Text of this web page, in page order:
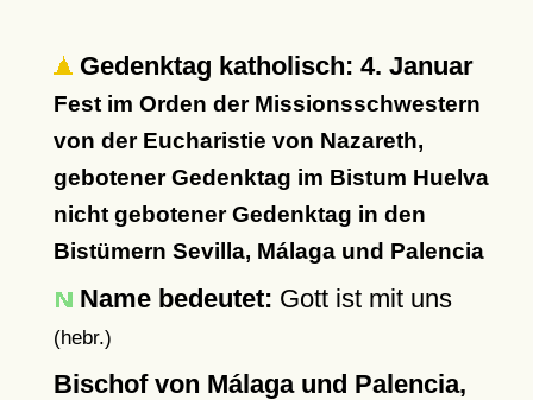
Gedenktag katholisch: 4. Januar
Fest im Orden der Missionsschwestern
von der Eucharistie von Nazareth,
gebotener Gedenktag im Bistum Huelva
nicht gebotener Gedenktag in den
Bistümern Sevilla, Málaga und Palencia
Name bedeutet: Gott ist mit uns
(hebr.)
Bischof von Málaga und Palencia,